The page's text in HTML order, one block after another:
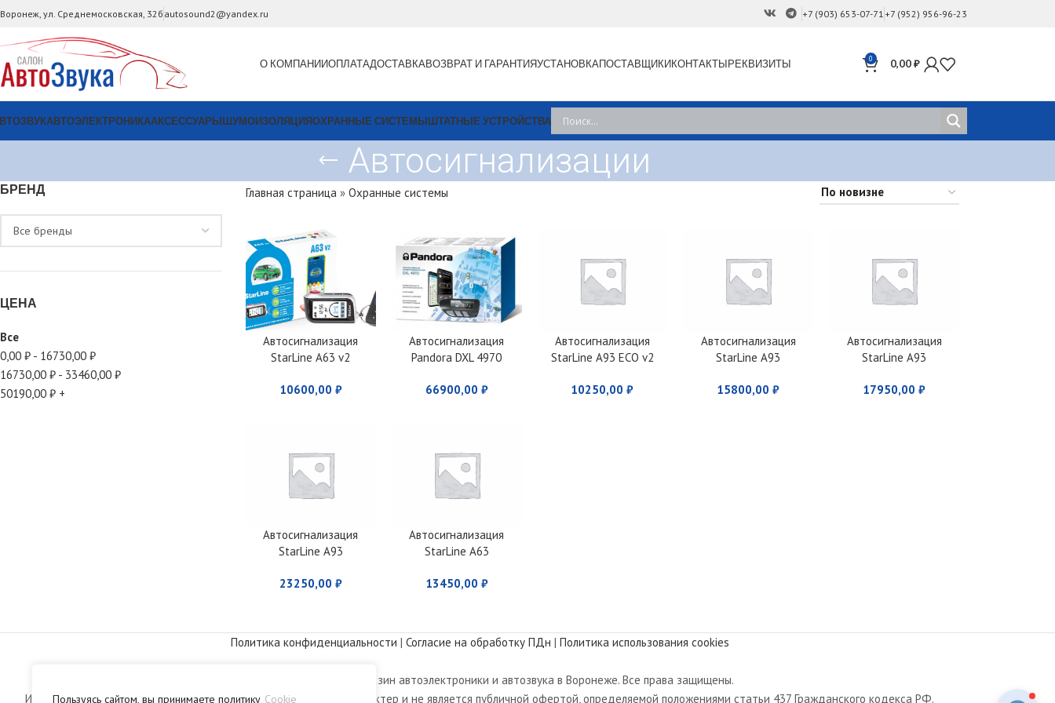
Пользуясь сайтом, вы принимаете политику Cookie
Воронеж, ул. Среднемосковская, 32б autosound2@yandex.ru +7 (903) 653-07-71 +7 (952) 956-96-23
О КОМПАНИИОПЛАТАДОСТАВКАВОЗВРАТ И ГАРАНТИЯУСТАНОВКАПОСТАВЩИКИКОНТАКТЫРЕКВИЗИТЫ 0 0,00₽
АВТОЭЛЕКТРОНИКААКСЕССУАРЫШУМОИЗОЛЯЦИЯОХРАННЫЕ СИСТЕМЫШТАТНЫЕ УСТРОЙСТВА
Автосигнализации
БРЕНД
ЦЕНА
Все
0,00 ₽ - 16730,00 ₽
16730,00 ₽ - 33460,00 ₽
50190,00 ₽ +
Главная страница» Охранные системы
Автосигнализация
StarLine A63 v2
10600,00 ₽
Автосигнализация
Pandora DXL 4970
66900,00 ₽
Автосигнализация
StarLine A93 ECO v2
10250,00₽
Автосигнализация
StarLine A93
15800,00₽
Автосигнализация
StarLine A93
17950,00 ₽
Автосигнализация
StarLine A93
V.2
23250,00 ₽
Автосигнализация
StarLine A63
13450,00 ₽
Политика конфиденциальности | Согласие на обработку ПДн | Политика использования cookies
© 2009-2026. Интернет-магазин автоэлектроники и автозвука в Воронеже. Все права защищены.
Информация, размещенная на сайте, носит информационный характер и не является публичной офертой, определяемой положениями статьи 437 Гражданского кодекса РФ.